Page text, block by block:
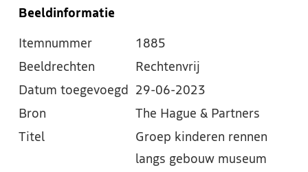
Beeldinformatie
Itemnummer
1885
Beeldrechten
Rechtenvrij
Datum toegevoegd
29-06-2023
Bron
The Hague & Partners
Titel
Groep kinderen rennen
langs gebouw museum